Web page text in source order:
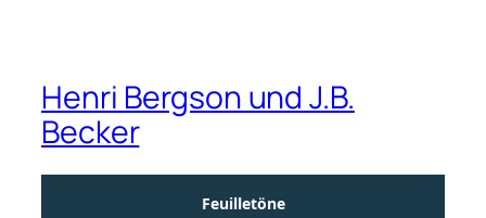
Henri Bergson und J.B.
Becker